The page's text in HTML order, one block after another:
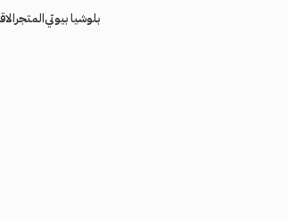
بلوشيا بيوتيالمتجر